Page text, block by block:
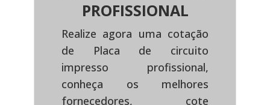
PROFISSIONAL
Realize agora uma cotação
de Placa de circuito
impresso profissional,
conheça os melhores
fornecedores, cote